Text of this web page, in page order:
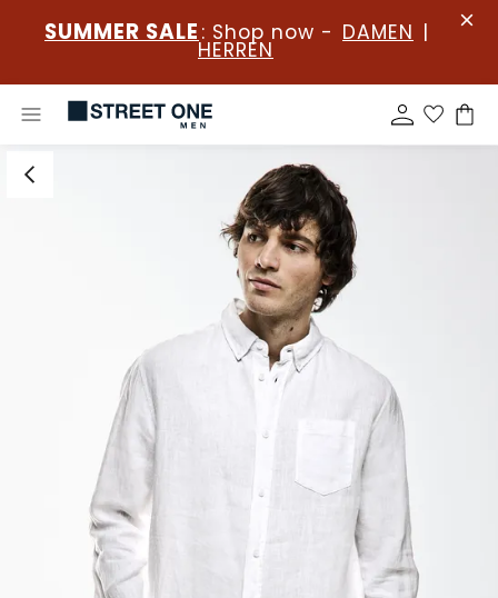
SUMMER SALE : Shop now - DAMEN |
HERREN